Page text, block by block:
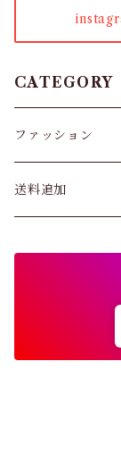
着圧ソックス
ショーツ
ガードル・ウエス
CATEGORY
ファッション
パンツ&スカート
送料追加